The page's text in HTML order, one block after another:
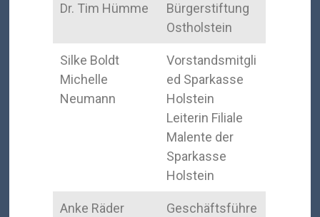
Dr. Tim Hümme
Bürgerstiftung
Ostholstein
Silke Boldt
Michelle
Neumann
Vorstandsmitgli
ed Sparkasse
Holstein
Leiterin Filiale
Malente der
Sparkasse
Holstein
Anke Räder
Geschäftsführe